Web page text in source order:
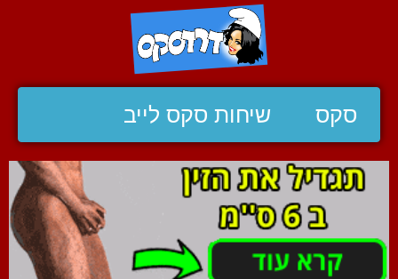
סקס שיחות סקס לייב